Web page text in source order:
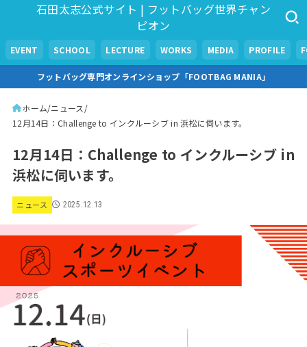
石田太志公式サイト | フットバッグ世界チャン
ピオン
EVENT SCHOOL LECTURE WORKS MEDIA PROFILE
フットバッグ専門オンラインショップ「FOOTBAG MANIA」
ホーム ニュース
12月14日：Challenge to インクルーシブ in 浜松に伺います。
12月14日：Challenge to インクルーシブ in
浜松に伺います。
ニュース 2025.12.13